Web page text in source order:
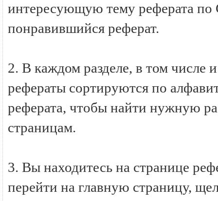
интересующую тему реферата
понравившийся реферат.
2. В каждом разделе, в том
рефераты сортируются по
реферата, чтобы найти нужную
страницам.
3. Вы находитесь на странице
перейти на главную страницу,